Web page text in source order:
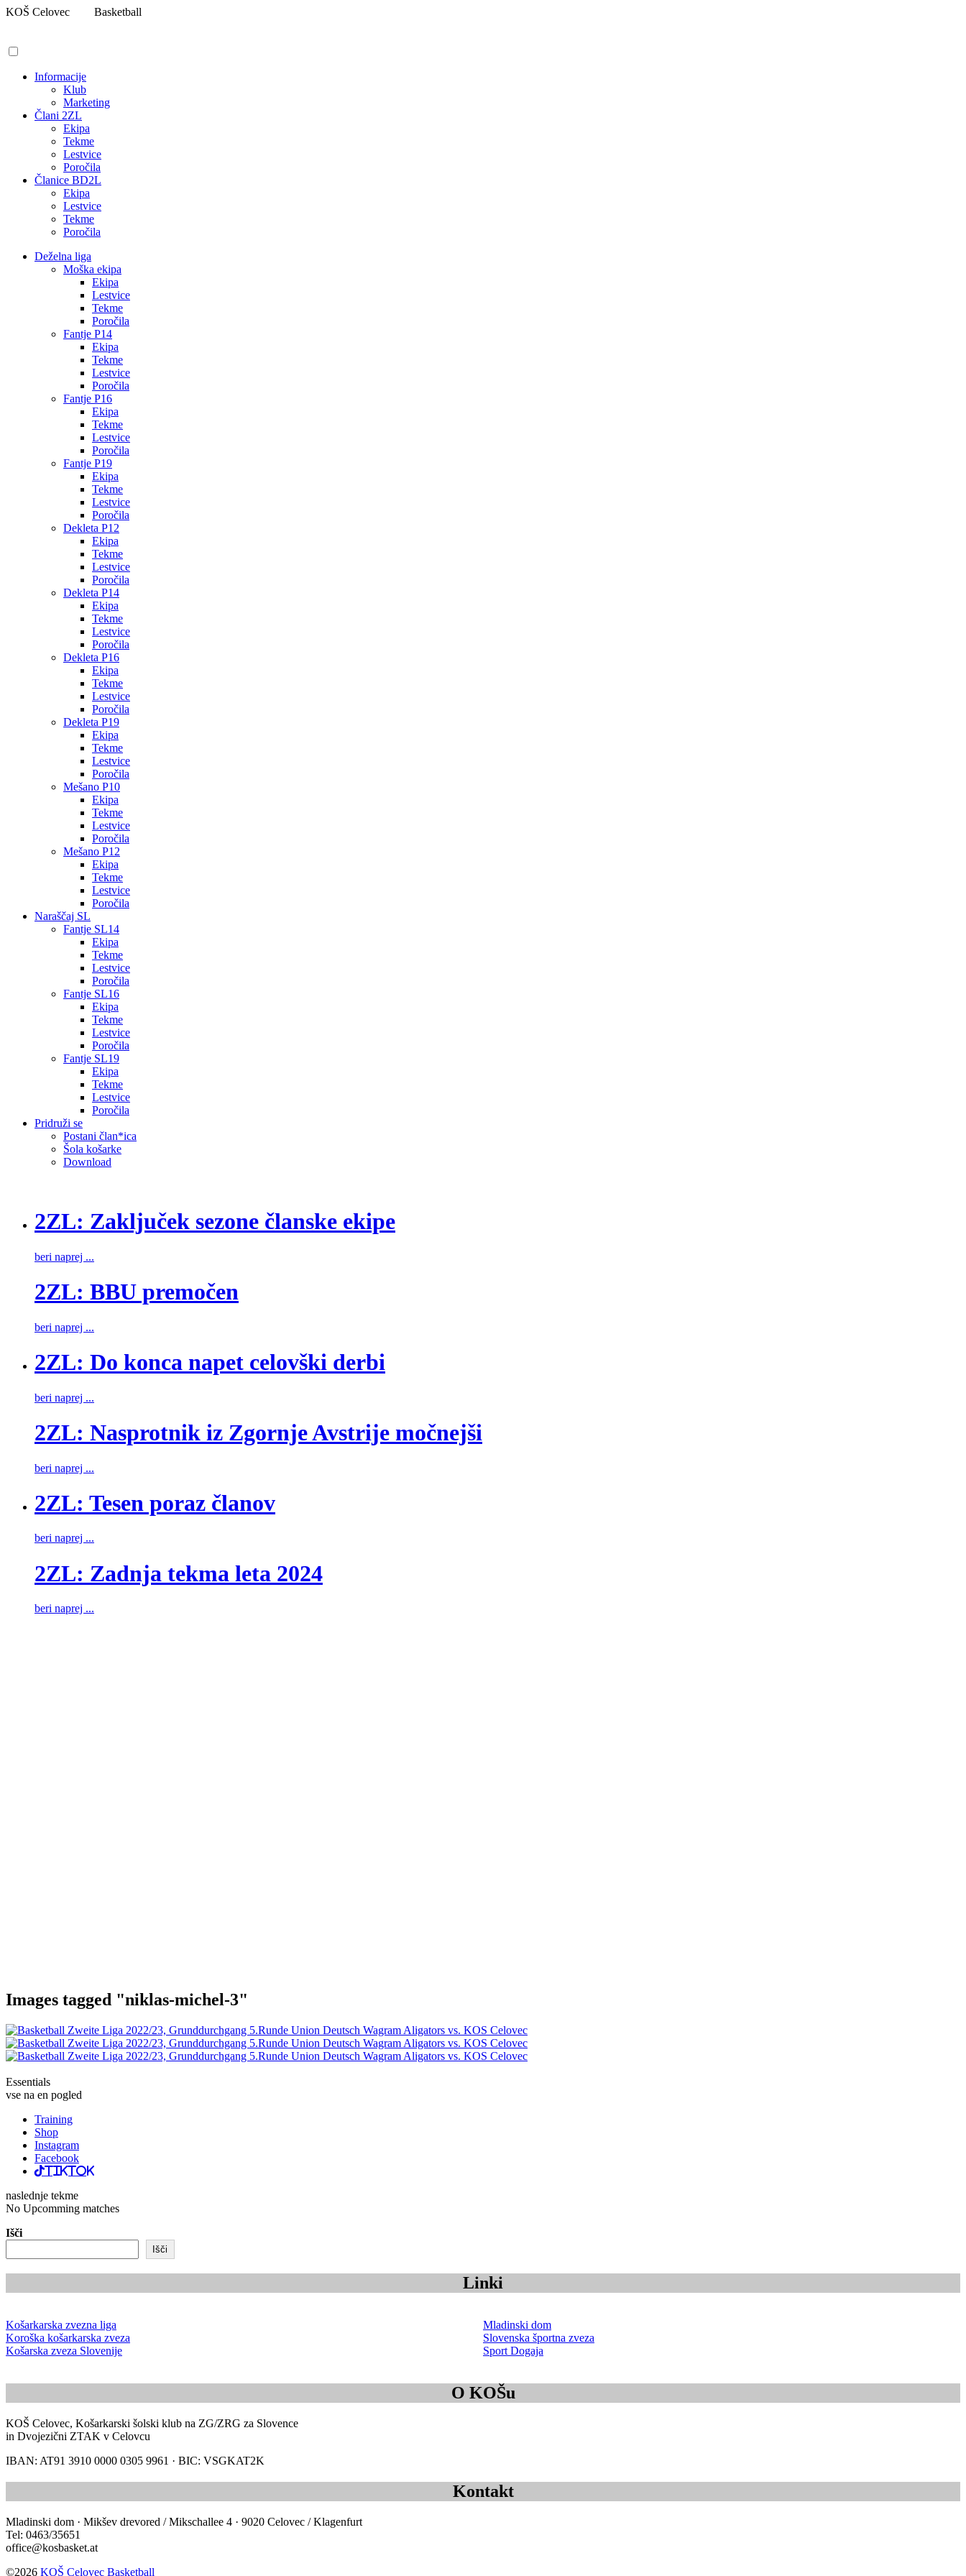
Pojdi
KOŠ Celovec Basketball
Informacije
Klub
Marketing
Člani 2ZL
Ekipa
Tekme
Lestvice
Poročila
Članice BD2L
Ekipa
Lestvice
Tekme
Poročila
Deželna liga
Moška ekipa
Ekipa
Lestvice
Tekme
Poročila
Fantje P14
Ekipa
Tekme
Lestvice
Poročila
Fantje P16
Ekipa
Tekme
Lestvice
Poročila
Fantje P19
Ekipa
Tekme
Lestvice
Poročila
Dekleta P12
Ekipa
Tekme
Lestvice
Poročila
Dekleta P14
Ekipa
Tekme
Lestvice
Poročila
Dekleta P16
Ekipa
Tekme
Lestvice
Poročila
Dekleta P19
Ekipa
Tekme
Lestvice
Poročila
Mešano P10
Ekipa
Tekme
Lestvice
Poročila
Mešano P12
Ekipa
Tekme
Lestvice
Poročila
Naraščaj SL
Fantje SL14
Ekipa
Tekme
Lestvice
Poročila
Fantje SL16
Ekipa
Tekme
Lestvice
Poročila
Fantje SL19
Ekipa
Tekme
Lestvice
Poročila
Pridruži se
Postani član*ica
Šola košarke
Download
2ZL: Zaključek sezone članske ekipe
beri naprej ...
2ZL: BBU premočen
beri naprej ...
2ZL: Do konca napet celovški derbi
beri naprej ...
2ZL: Nasprotnik iz Zgornje Avstrije močnejši
beri naprej ...
2ZL: Tesen poraz članov
beri naprej ...
2ZL: Zadnja tekma leta 2024
beri naprej ...
Images tagged "niklas-michel-3"
Essentials
vse na en pogled
Training
Shop
Instagram
Facebook
TikTok
naslednje tekme
No Upcomming matches
Išči
Išči
Linki
Košarkarska zvezna liga
Koroška košarkarska zveza
Košarska zveza Slovenije
Mladinski dom
Slovenska športna zveza
Sport Dogaja
O KOŠu
KOŠ Celovec, Košarkarski šolski klub na ZG/ZRG za Slovence
in Dvojezični ZTAK v Celovcu
IBAN: AT91 3910 0000 0305 9961 · BIC: VSGKAT2K
Kontakt
Mladinski dom · Mikšev drevored / Mikschallee 4 · 9020 Celovec / Klagenfurt
Tel: 0463/35651
office@kosbasket.at
©2026 KOŠ Celovec Basketball